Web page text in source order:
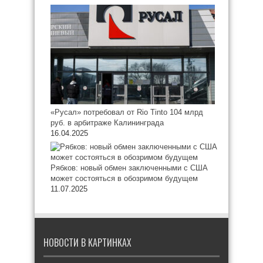
«Русал» потребовал от Rio Tinto 104 млрд
руб. в арбитраже Калининграда
16.04.2025
Рябков: новый обмен заключенными с США
может состояться в обозримом будущем
11.07.2025
НОВОСТИ В КАРТИНКАХ